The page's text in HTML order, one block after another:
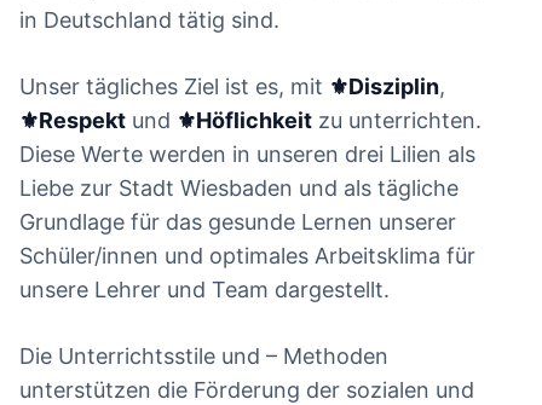
in Deutschland tätig sind.
Unser tägliches Ziel ist es, mit ⚜Disziplin,
⚜Respekt und ⚜Höflichkeit zu unterrichten.
Diese Werte werden in unseren drei Lilien als
Liebe zur Stadt Wiesbaden und als tägliche
Grundlage für das gesunde Lernen unserer
Schüler/innen und optimales Arbeitsklima für
unsere Lehrer und Team dargestellt.
Die Unterrichtsstile und – Methoden
unterstützen die Förderung der sozialen und